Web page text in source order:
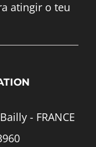
atingir o teu
- FRANCE